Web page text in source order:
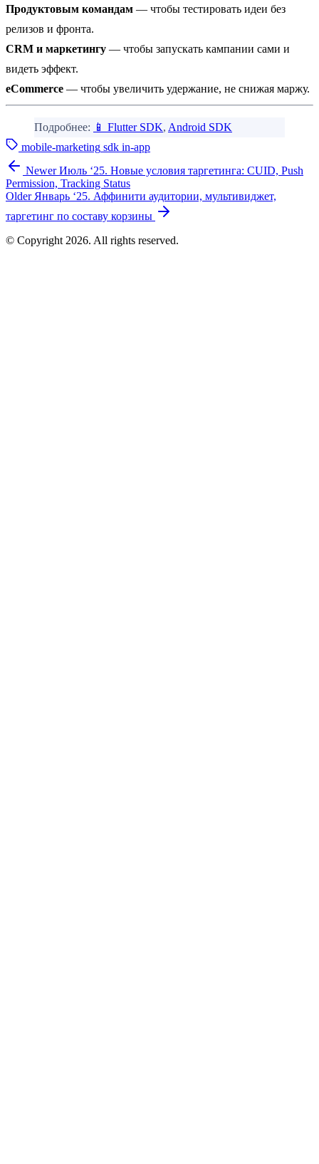
Продуктовым командам — чтобы тестировать идеи без
релизов и фронта.
CRM и маркетингу — чтобы запускать кампании сами и
видеть эффект.
eCommerce — чтобы увеличить удержание, не снижая маржу.
Подробнее: 📱 Flutter SDK, Android SDK
mobile-marketing sdk in-app
Newer Июль ‘25. Новые условия таргетинга: CUID, Push
Permission, Tracking Status
Older Январь ‘25. Аффинити аудитории, мультивиджет,
таргетинг по составу корзины
© Copyright 2026. All rights reserved.